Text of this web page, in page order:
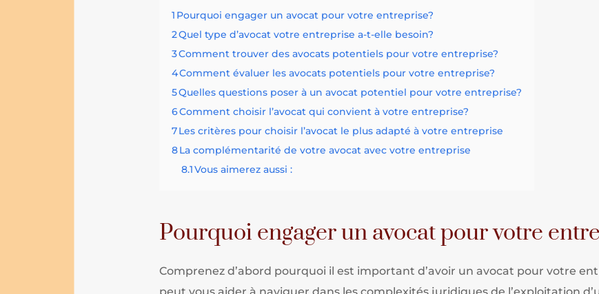
1 Pourquoi engager un avocat pour votre entreprise?
2Quel type d’avocat votre entreprise a-t-elle besoin?
3Comment trouver des avocats potentiels pour votre entreprise?
4Comment évaluer les avocats potentiels pour votre entreprise?
5Quelles questions poser à un avocat potentiel pour votre entreprise?
6Comment choisir l’avocat qui convient à votre entreprise?
7Les critères pour choisir l’avocat le plus adapté à votre entreprise
8La complémentarité de votre avocat avec votre entreprise
8.1Vous aimerez aussi :
Pourquoi engager un avocat pour votre
Comprenez d’abord pourquoi il est important d’avoir un avocat pour votre